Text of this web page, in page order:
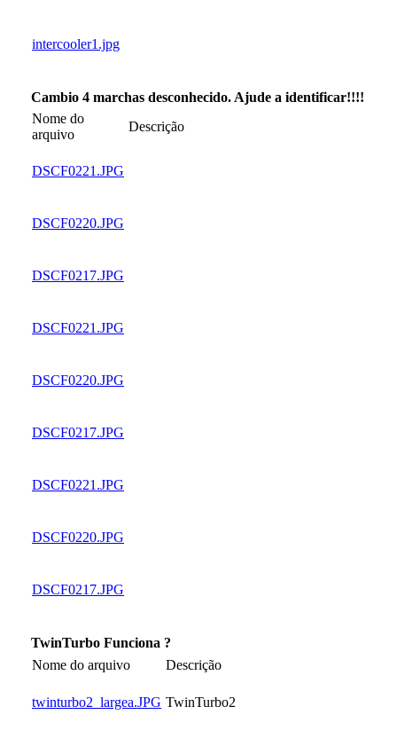
intercooler1.jpg
Cambio 4 marchas desconhecido. Ajude a identificar!!!!
Nome do
arquivo
Descrição
DSCF0221.JPG
DSCF0220.JPG
DSCF0217.JPG
DSCF0221.JPG
DSCF0220.JPG
DSCF0217.JPG
DSCF0221.JPG
DSCF0220.JPG
DSCF0217.JPG
TwinTurbo Funciona ?
Nome do arquivo
Descrição
twinturbo2_largea.JPG TwinTurbo2